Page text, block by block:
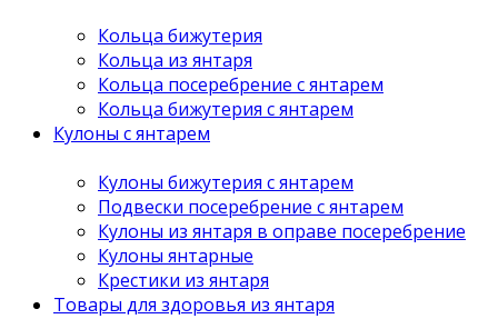
Кольца бижутерия
Кольца из янтаря
Кольца посеребрение с янтарем
Кольца бижутерия с янтарем
Кулоны с янтарем
Кулоны бижутерия с янтарем
Подвески посеребрение с янтарем
Кулоны из янтаря в оправе посеребрение
Кулоны янтарные
Крестики из янтаря
Товары для здоровья из янтаря